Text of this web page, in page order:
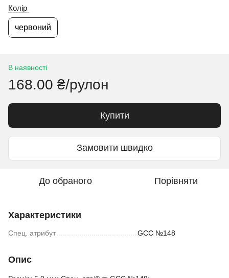
Колір
червоний
В наявності
168.00 ₴/рулон
Купити
Замовити швидко
До обраного Порівняти
Характеристики
Спец. атрибут GCC №148
Опис